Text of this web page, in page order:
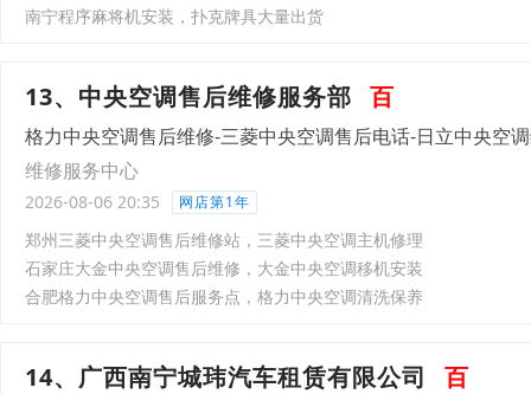
南宁程序麻将机安装，扑克牌具大量出货
13、中央空调售后维修服务部 百
格力中央空调售后维修-三菱中央空调售后电话-日立中央空
维修服务中心
2026-08-06 20:35 网店第1年
郑州三菱中央空调售后维修站，三菱中央空调主机修理
石家庄大金中央空调售后维修，大金中央空调移机安装
合肥格力中央空调售后服务点，格力中央空调清洗保养
14、广西南宁城玮汽车租赁有限公司 百